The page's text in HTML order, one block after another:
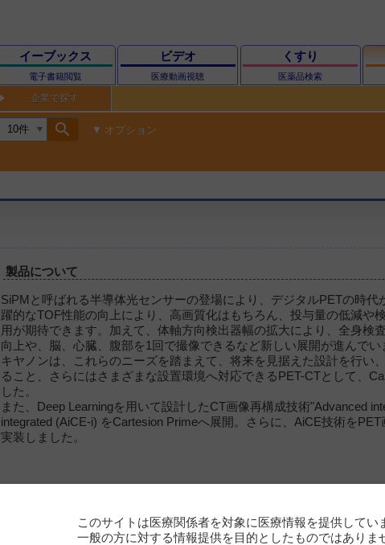
イーブックス
電子書籍閲覧
ビデオ
医療動画視聴
くすり
医薬品検索
企業で探す
search オプション
製品について
SiPMと呼ばれる半導体光センサーの登場により、デジタルPETの時代
躍的なTOF性能の向上により、高画質化はもちろん、投与量の低減や
用が期待できます。加えて、体軸方向検出器幅の拡大により、全身検
向上や、脳、心臓、腹部を1回で撮像できるなど新しい展開が進んでい
キヤノンは、これらのニーズを踏まえて、将来を見据えた設計を行い
ること、さらにはさまざまな設置環境へ対応できるPET-CTとして、
した。
また、Deep Learningを用いて設計したCT画像再構成技術"Advanced
integrated (AiCE-i) をCartesion Primeへ展開。さらに、AiCE技術をPET
実装しました。
このサイトは医療関係者を対象に医療情報を提供してい
一般の方に対する情報提供を目的としたものではありま